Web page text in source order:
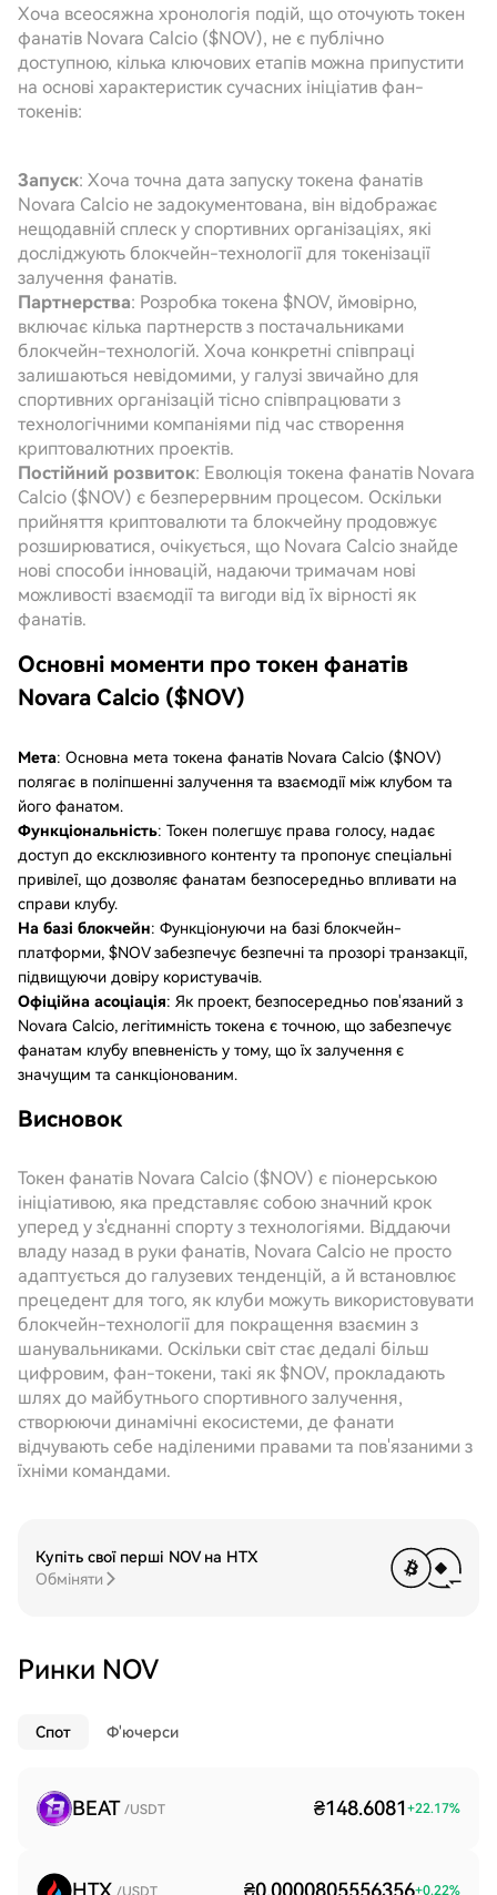
Хоча всеосяжна хронологія подій, що оточують токен
фанатів Novara Calcio ($NOV), не є публічно
доступною, кілька ключових етапів можна припустити
на основі характеристик сучасних ініціатив фан-
токенів:
Запуск: Хоча точна дата запуску токена фанатів
Novara Calcio не задокументована, він відображає
нещодавній сплеск у спортивних організаціях, які
досліджують блокчейн-технології для токенізації
залучення фанатів.
Партнерства: Розробка токена $NOV, ймовірно,
включає кілька партнерств з постачальниками
блокчейн-технологій. Хоча конкретні співпраці
залишаються невідомими, у галузі звичайно для
спортивних організацій тісно співпрацювати з
технологічними компаніями під час створення
криптовалютних проектів.
Постійний розвиток: Еволюція токена фанатів Novara
Calcio ($NOV) є безперервним процесом. Оскільки
прийняття криптовалюти та блокчейну продовжує
розширюватися, очікується, що Novara Calcio знайде
нові способи інновацій, надаючи тримачам нові
можливості взаємодії та вигоди від їх вірності як
фанатів.
Основні моменти про токен фанатів
Novara Calcio ($NOV)
Мета: Основна мета токена фанатів Novara Calcio ($NOV)
полягає в поліпшенні залучення та взаємодії між клубом та
його фанатом.
Функціональність: Токен полегшує права голосу, надає
доступ до ексклюзивного контенту та пропонує спеціальні
привілеї, що дозволяє фанатам безпосередньо впливати на
справи клубу.
На базі блокчейн: Функціонуючи на базі блокчейн-
платформи, $NOV забезпечує безпечні та прозорі транзакції,
підвищуючи довіру користувачів.
Офіційна асоціація: Як проект, безпосередньо пов'язаний з
Novara Calcio, легітимність токена є точною, що забезпечує
фанатам клубу впевненість у тому, що їх залучення є
значущим та санкціонованим.
Висновок
Токен фанатів Novara Calcio ($NOV) є піонерською
ініціативою, яка представляє собою значний крок
уперед у з'єднанні спорту з технологіями. Віддаючи
владу назад в руки фанатів, Novara Calcio не просто
адаптується до галузевих тенденцій, а й встановлює
прецедент для того, як клуби можуть використовувати
блокчейн-технології для покращення взаємин з
шанувальниками. Оскільки світ стає дедалі більш
цифровим, фан-токени, такі як $NOV, прокладають
шлях до майбутнього спортивного залучення,
створюючи динамічні екосистеми, де фанати
відчувають себе наділеними правами та пов'язаними з
їхніми командами.
Купіть свої перші NOV на HTX
Обміняти
Ринки NOV
Спот Ф'ючерси
BEAT /USDT ₴148.6081 +22.17%
HTX /USDT ₴0.0000805556356+0.22%